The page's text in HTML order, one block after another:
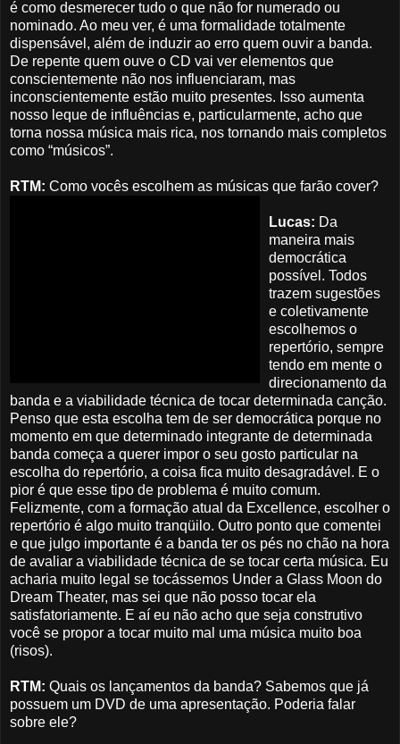
é como desmerecer tudo o que não for numerado ou
nominado. Ao meu ver, é uma formalidade totalmente
dispensável, além de induzir ao erro quem ouvir a banda.
De repente quem ouve o CD vai ver elementos que
conscientemente não nos influenciaram, mas
inconscientemente estão muito presentes. Isso aumenta
nosso leque de influências e, particularmente, acho que
torna nossa música mais rica, nos tornando mais completos
como “músicos”.
RTM: Como vocês escolhem as músicas que farão cover?
Lucas: Da
maneira mais
democrática
possível. Todos
trazem sugestões
e coletivamente
escolhemos o
repertório, sempre
tendo em mente o
direcionamento da
banda e a viabilidade técnica de tocar determinada canção.
Penso que esta escolha tem de ser democrática porque no
momento em que determinado integrante de determinada
banda começa a querer impor o seu gosto particular na
escolha do repertório, a coisa fica muito desagradável. E o
pior é que esse tipo de problema é muito comum.
Felizmente, com a formação atual da Excellence, escolher o
repertório é algo muito tranqüilo. Outro ponto que comentei
e que julgo importante é a banda ter os pés no chão na hora
de avaliar a viabilidade técnica de se tocar certa música. Eu
acharia muito legal se tocássemos Under a Glass Moon do
Dream Theater, mas sei que não posso tocar ela
satisfatoriamente. E aí eu não acho que seja construtivo
você se propor a tocar muito mal uma música muito boa
(risos).
RTM: Quais os lançamentos da banda? Sabemos que já
possuem um DVD de uma apresentação. Poderia falar
sobre ele?